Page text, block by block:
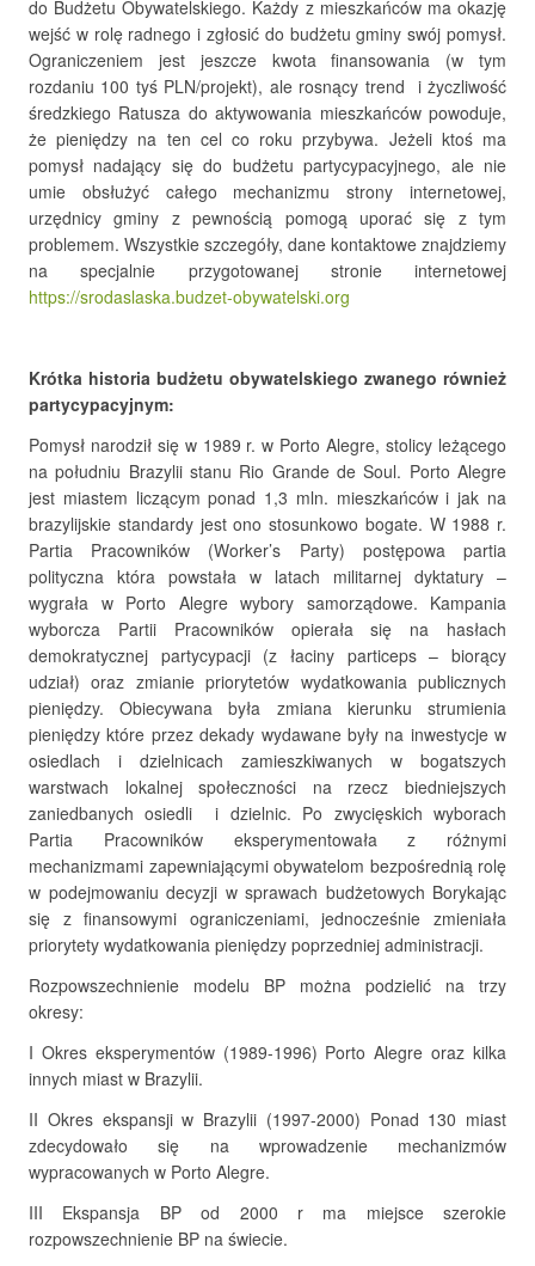
do Budżetu Obywatelskiego. Każdy z mieszkańców ma okazję
wejść w rolę radnego i zgłosić do budżetu gminy swój pomysł.
Ograniczeniem jest jeszcze kwota finansowania (w tym
rozdaniu 100 tyś PLN/projekt), ale rosnący trend i życzliwość
średzkiego Ratusza do aktywowania mieszkańców powoduje,
że pieniędzy na ten cel co roku przybywa. Jeżeli ktoś ma
pomysł nadający się do budżetu partycypacyjnego, ale nie
umie obsłużyć całego mechanizmu strony internetowej,
urzędnicy gminy z pewnością pomogą uporać się z tym
problemem. Wszystkie szczegóły, dane kontaktowe znajdziemy
na specjalnie przygotowanej stronie internetowej
https://srodaslaska.budzet-obywatelski.org
Krótka historia budżetu obywatelskiego zwanego również
partycypacyjnym:
Pomysł narodził się w 1989 r. w Porto Alegre, stolicy leżącego
na południu Brazylii stanu Rio Grande de Soul. Porto Alegre
jest miastem liczącym ponad 1,3 mln. mieszkańców i jak na
brazylijskie standardy jest ono stosunkowo bogate. W 1988 r.
Partia Pracowników (Worker’s Party) postępowa partia
polityczna która powstała w latach militarnej dyktatury –
wygrała w Porto Alegre wybory samorządowe. Kampania
wyborcza Partii Pracowników opierała się na hasłach
demokratycznej partycypacji (z łaciny particeps – biorący
udział) oraz zmianie priorytetów wydatkowania publicznych
pieniędzy. Obiecywana była zmiana kierunku strumienia
pieniędzy które przez dekady wydawane były na inwestycje w
osiedlach i dzielnicach zamieszkiwanych w bogatszych
warstwach lokalnej społeczności na rzecz biedniejszych
zaniedbanych osiedli i dzielnic. Po zwycięskich wyborach
Partia Pracowników eksperymentowała z różnymi
mechanizmami zapewniającymi obywatelom bezpośrednią rolę
w podejmowaniu decyzji w sprawach budżetowych Borykając
się z finansowymi ograniczeniami, jednocześnie zmieniała
priorytety wydatkowania pieniędzy poprzedniej administracji.
Rozpowszechnienie modelu BP można podzielić na trzy
okresy:
I Okres eksperymentów (1989-1996) Porto Alegre oraz kilka
innych miast w Brazylii.
II Okres ekspansji w Brazylii (1997-2000) Ponad 130 miast
zdecydowało się na wprowadzenie mechanizmów
wypracowanych w Porto Alegre.
III Ekspansja BP od 2000 r ma miejsce szerokie
rozpowszechnienie BP na świecie.